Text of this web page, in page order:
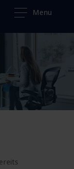
Menu